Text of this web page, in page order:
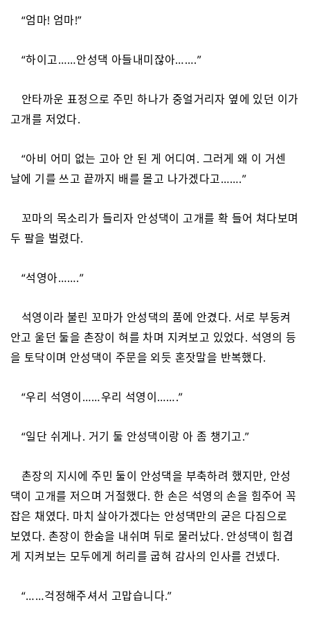
“엄마! 엄마!”
“하이고……안성댁 아들내미잖아…….”
안타까운 표정으로 주민 하나가 중얼거리자 옆에 있던 이가
고개를 저었다.
“아비 어미 없는 고아 안 된 게 어디여. 그러게 왜 이 거센
날에 기를 쓰고 끝까지 배를 몰고 나가겠다고…….”
꼬마의 목소리가 들리자 안성댁이 고개를 확 들어 쳐다보며
두 팔을 벌렸다.
“석영아…….”
석영이라 불린 꼬마가 안성댁의 품에 안겼다. 서로 부둥켜
안고 울던 둘을 촌장이 혀를 차며 지켜보고 있었다. 석영의 등
을 토닥이며 안성댁이 주문을 외듯 혼잣말을 반복했다.
“우리 석영이……우리 석영이…….”
“일단 쉬게나. 거기 둘 안성댁이랑 아 좀 챙기고.”
촌장의 지시에 주민 둘이 안성댁을 부축하려 했지만, 안성
댁이 고개를 저으며 거절했다. 한 손은 석영의 손을 힘주어 꼭
잡은 채였다. 마치 살아가겠다는 안성댁만의 굳은 다짐으로
보였다. 촌장이 한숨을 내쉬며 뒤로 물러났다. 안성댁이 힘겹
게 지켜보는 모두에게 허리를 굽혀 감사의 인사를 건넸다.
“……걱정해주셔서 고맙습니다.”